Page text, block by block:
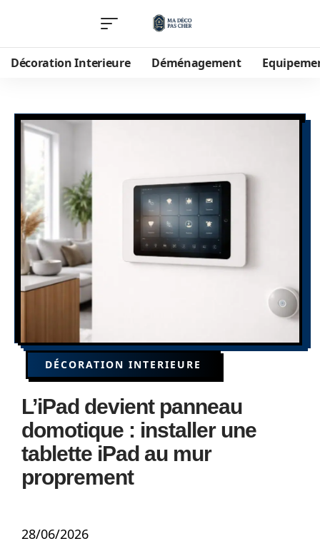
Décoration Interieure Déménagement
DÉCORATION INTERIEURE
L’iPad devient panneau
domotique : installer une
tablette iPad au mur
proprement
28/06/2026